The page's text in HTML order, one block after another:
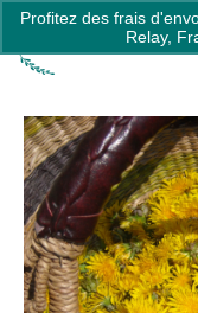
Profitez des frais
Relay,